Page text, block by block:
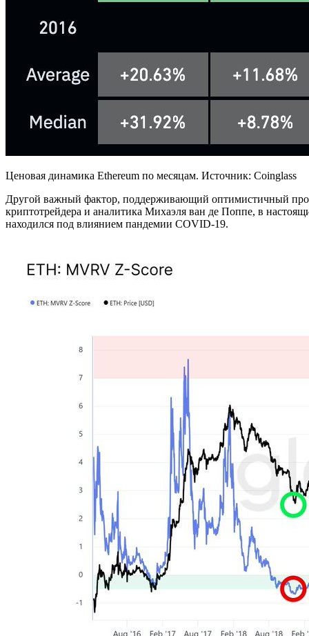
Ценовая динамика Ethereum по месяцам. Источник: Coinglass
Другой важный фактор, поддерживающий оптимистичный
криптотрейдера и аналитика Михаэля ван де Поппе, в
находился под влиянием пандемии COVID-19.